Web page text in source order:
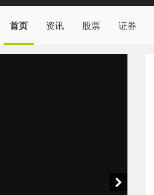
首页 资讯 股票 证券